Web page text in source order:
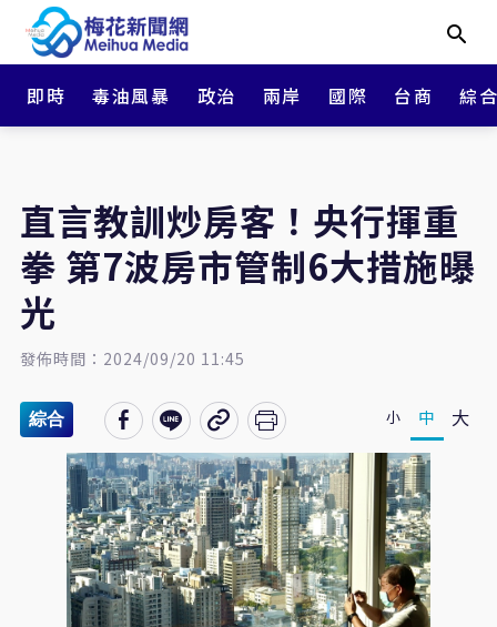
即時 毒油風暴 政治 兩岸 國際 台商 綜
直言教訓炒房客！央行揮重
拳 第7波房市管制6大措施曝
光
發佈時間：2024/09/20 11:45
綜合 小 中 大